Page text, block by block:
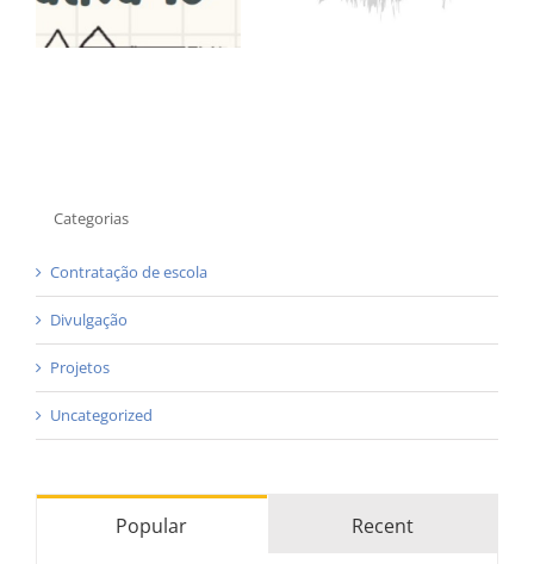
Superior –
superior
Categorias
Contratação de escola
Divulgação
Projetos
Uncategorized
Popular Recent